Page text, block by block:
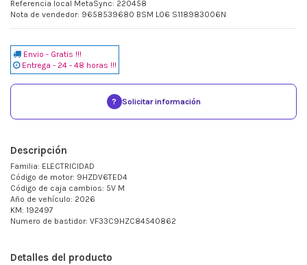
Referencia local MetaSync: 220458
Nota de vendedor: 9658539680 BSM L06 S118983006N
Envio - Gratis !!!
Entrega - 24 - 48 horas !!!
? Solicitar información
Descripción
Familia: ELECTRICIDAD
Código de motor: 9HZDV6TED4
Código de caja cambios: 5V M
Año de vehículo: 2026
KM: 192497
Numero de bastidor: VF33C9HZC84540862
Detalles del producto